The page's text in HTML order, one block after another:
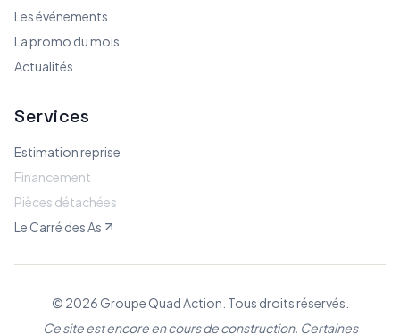
Les événements
La promo du mois
Actualités
Services
Estimation reprise
Financement
Pièces détachées
Le Carré des As
© 2026 Groupe Quad Action. Tous droits réservés.
Ce site est encore en cours de construction. Certaines